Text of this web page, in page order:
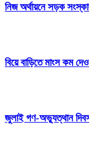
নিজ অর্থায়নে সড়ক
বিয়ে বাড়িতে মাংস কম
জুলাই গণ-অভ্যুত্থান দিবস